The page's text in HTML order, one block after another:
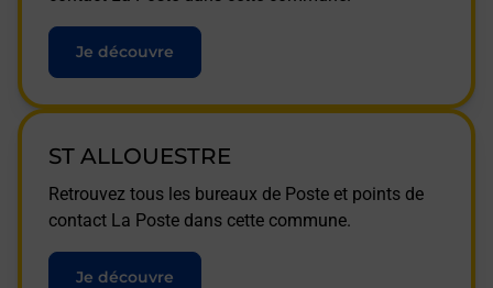
Je découvre
ST ALLOUESTRE
Retrouvez tous les bureaux de Poste et points de
contact La Poste dans cette commune.
Je découvre